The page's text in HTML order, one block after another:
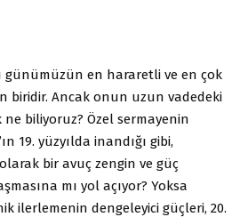
günümüzün en hararetli ve en çok
biridir. Ancak onun uzun vadedeki
biliyoruz? Özel sermayenin
19. yüzyılda inandığı gibi,
bir avuç zengin ve güç
mı yol açıyor? Yoksa
ilerlemenin dengeleyici güçleri, 20.